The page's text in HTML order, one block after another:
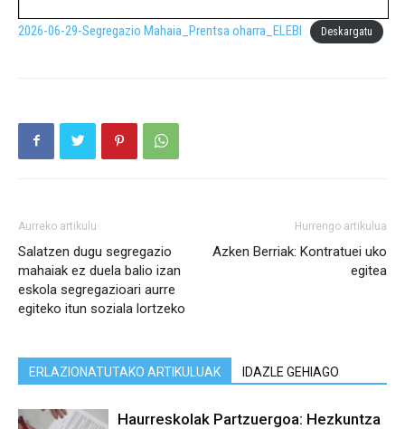
2026-06-29-Segregazio Mahaia_Prentsa oharra_ELEBI Deskargatu
Aurreko artikulu
Salatzen dugu segregazio
mahaiak ez duela balio izan
eskola segregazioari aurre
egiteko itun soziala lortzeko
Hurrengo artikulua
Azken Berriak: Kontratuei uko
egitea
ERLAZIONATUTAKO ARTIKULUAK IDAZLE GEHIAGO
Haurreskolak Partzuergoa: Hezkuntza